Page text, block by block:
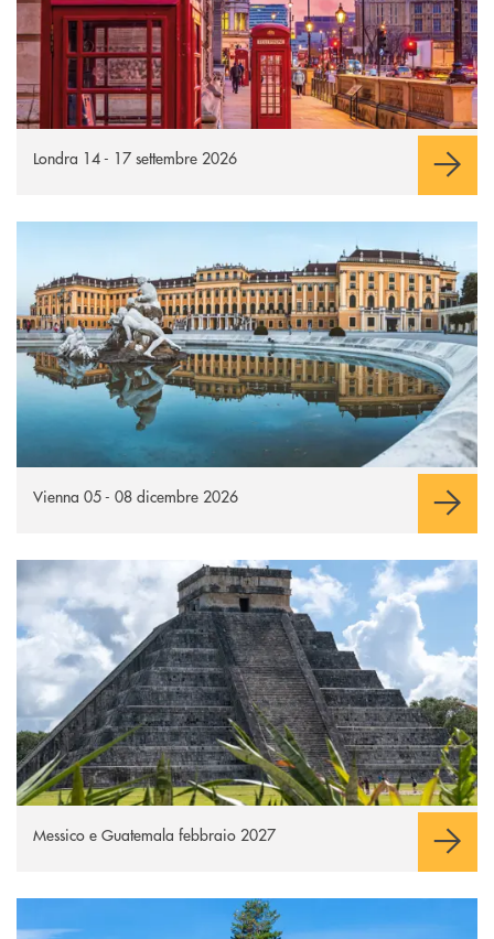
Londra 14 - 17 settembre 2026
Vienna 05 - 08 dicembre 2026
Messico e Guatemala
Apre una nuova finestra
Messico e Guatemala febbraio 2027